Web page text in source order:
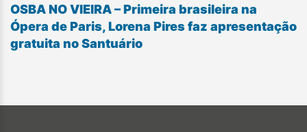
OSBA NO VIEIRA – Primeira brasileira na
Ópera de Paris, Lorena Pires faz apresentação
gratuita no Santuário